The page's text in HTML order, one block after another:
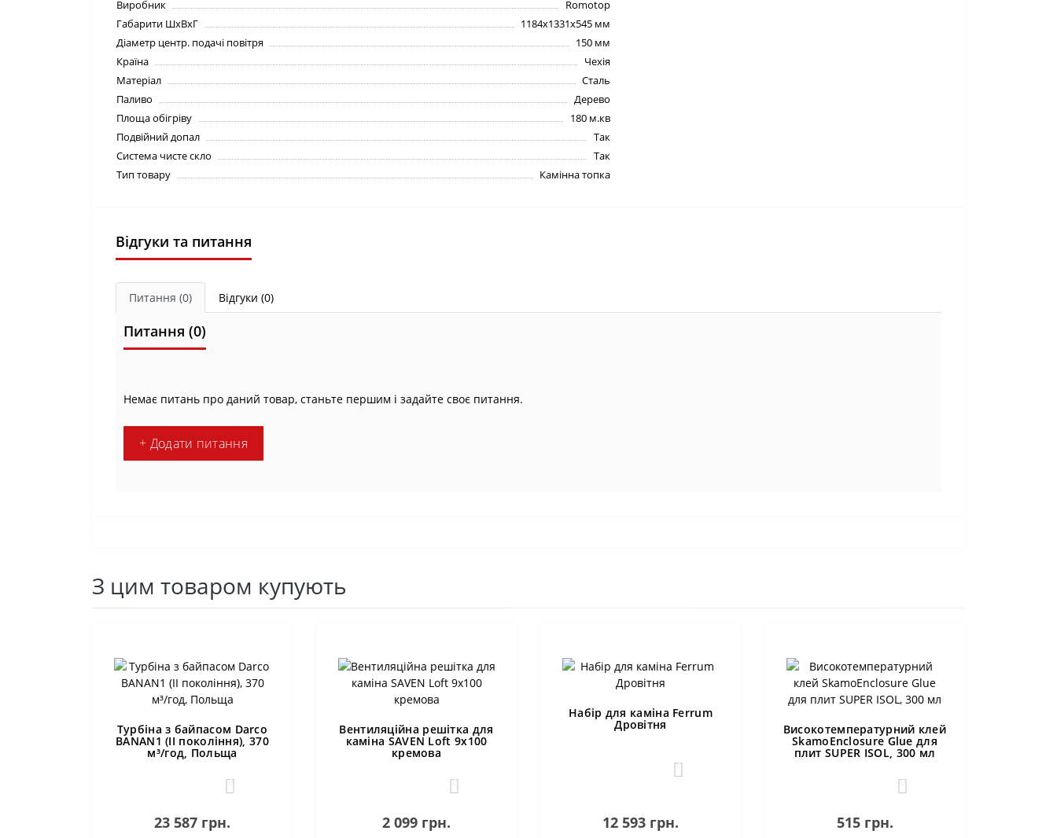
Виробник
Romotop
Габарити ШхВхГ
1184х1331х545 мм
Діаметр центр. подачі повітря
150 мм
Країна
Чехія
Матеріал
Сталь
Паливо
Дерево
Площа обігріву
180 м.кв
Подвійний допал
Так
Система чисте скло
Так
Тип товару
Камінна топка
Відгуки та питання
Питання (0) Відгуки (0)
Питання (0)
Немає питань про даний товар, станьте першим і задайте своє питання.
+ Додати питання
З цим товаром купують
Турбіна з байпасом Darco
BANAN1 (II покоління), 370
м³/год, Польща
0
23 587 грн.
Вентиляційна решітка для
каміна SAVEN Loft 9х100
кремова
0
2 099 грн.
Набір для каміна Ferrum
Дровітня
0
12 593 грн.
Високотемпературний клей
SkamoEnclosure Glue для
плит SUPER ISOL, 300 мл
0
515 грн.